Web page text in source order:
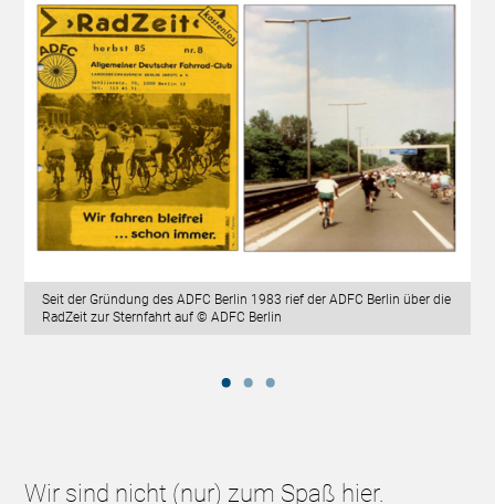
Seit der Gründung des ADFC Berlin 1983 rief der ADFC Berlin über die
RadZeit zur Sternfahrt auf © ADFC Berlin
Wir sind nicht (nur) zum Spaß hier.